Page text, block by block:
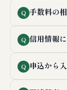
Q 手数料の
Q 信用情報
Q 申込から